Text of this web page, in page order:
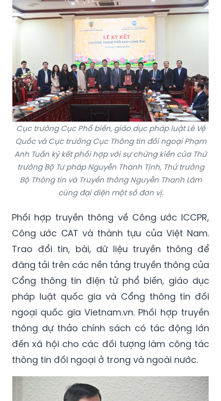
Cục trưởng Cục Phổ biến, giáo dục pháp luật Lê Vệ
Quốc và Cục trưởng Cục Thông tin đối ngoại Phạm
Anh Tuấn ký kết phối hợp với sự chứng kiến của Thứ
trưởng Bộ Tư pháp Nguyễn Thanh Tịnh, Thứ trưởng
Bộ Thông tin và Truyền thông Nguyễn Thanh Lâm
cùng đại diện một số đơn vị.
Phối hợp truyền thông về Công ước ICCPR,
Trao đổi tin, bài, dữ liệu truyền thông để
đăng tải trên các nền tảng truyền thông của
Cổng thông tin điện tử phổ biến, giáo dục
pháp luật quốc gia và Cổng thông tin đối
ngoại quốc gia Vietnam.vn. Phối hợp truyền
thông dự thảo chính sách có tác động lớn
đến xã hội cho các đối tượng làm công tác
thông tin đối ngoại ở trong và ngoài nước.